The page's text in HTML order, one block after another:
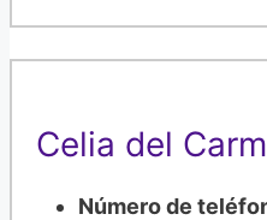
Celia del
Número de